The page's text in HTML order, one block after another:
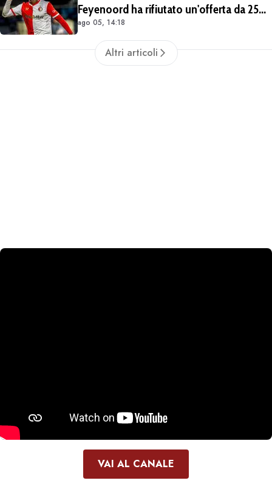
Feyenoord ha rifiutato un'offerta da 25
milioni di euro più 4 di bonus
ago 05, 14:18
Altri articoli
VAI AL CANALE